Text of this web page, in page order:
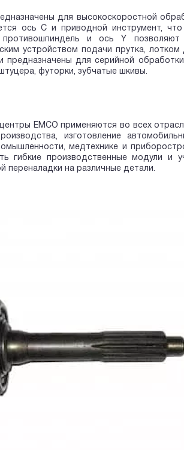
для высокоскоростной
ось С и приводной инструмент,
и ось Y позволяют
устройством подачи прутка,
предназначены для серийной
футорки, зубчатые шкивы.
EMCO применяются во всех
изготовление
медтехнике и
гибкие производственные модули
переналадки на различные детали.